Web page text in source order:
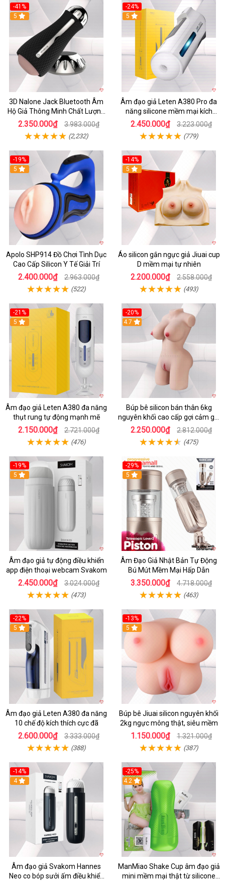
-41%
5
3D Nalone Jack Bluetooth Âm
Hộ Giả Thông Minh Chất Lượng
Cao
2.350.000₫ 3.983.000₫
(2,232)
-24%
5
Âm đạo giả Leten A380 Pro đa
năng silicone mềm mại kích
thích mạnh mẽ
2.450.000₫ 3.223.000₫
(779)
-19%
5
Apolo SHP914 Đồ Chơi Tình Dục
Cao Cấp Silicon Y Tế Giải Trí
2.400.000₫ 2.963.000₫
(522)
-14%
5
Áo silicon gắn ngực giả Jiuai cup
D mềm mại tự nhiên
2.200.000₫ 2.558.000₫
(493)
-21%
5
Âm đạo giả Leten A380 đa năng
thụt rung tự động mạnh mẽ
2.150.000₫ 2.721.000₫
(476)
-20%
4.7
Búp bê silicon bán thân 6kg
nguyên khối cao cấp gợi cảm giá
tốt
2.250.000₫ 2.812.000₫
(475)
-19%
5
Âm đạo giả tự động điều khiển
app điện thoại webcam Svakom
2.450.000₫ 3.024.000₫
(473)
-29%
5
Âm Đạo Giả Nhật Bản Tự Động
Bú Mút Mềm Mại Hấp Dẫn
3.350.000₫ 4.718.000₫
(463)
-22%
5
Âm đạo giả Leten A380 đa năng
10 chế độ kích thích cực đã
2.600.000₫ 3.333.000₫
(388)
-13%
5
Búp bê Jiuai silicon nguyên khối
2kg ngực mông thật, siêu mềm
1.150.000₫ 1.321.000₫
(387)
-14%
4
Âm đạo giả Svakom Hannes
Neo co bóp sưởi ấm điều khiển
-25%
4.2
ManMiao Shake Cup âm đạo giả
mini mềm mại thật từ silicone